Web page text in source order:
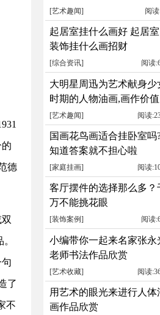
德
了
不
兴送回
[艺术趣闻] 阅
起居室挂什么画好 起居室
装饰挂什么画招财
[综合资讯] 阅读
大明星周迅为艺术献身少
时期的人物油画,画作价值
累计千万元
[艺术趣闻] 阅读
国画花鸟画适合挂卧室吗
知道答案就不担心啦
[家庭挂画] 阅读
客厅摆件的选择那么多？
万不能挑花眼
[装饰案例] 阅读
小编带你一起来名家张永
老师书法作品欣赏
[艺术收藏] 阅读
用艺术的眼光来进行人体
画作品欣赏